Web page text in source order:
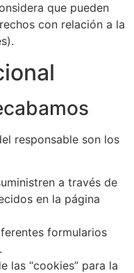
que pueden
con relación a la
responsable son los
a través de
en la página
formularios
las “cookies” para la